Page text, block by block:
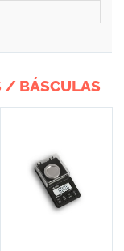
/ BÁSCULAS